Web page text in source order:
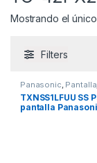
Mostrando el
Filters
Panasonic, Pantalla
TXNSS1LFUU SS
pantalla